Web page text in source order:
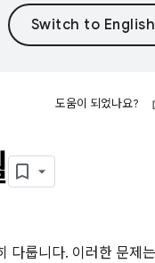
도움이 되었나요?
다룹니다. 이러한 문제는